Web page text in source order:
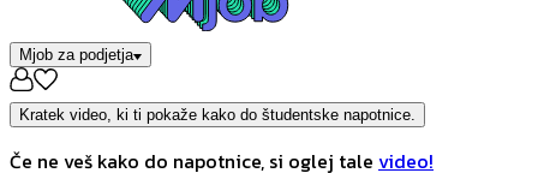
Mjob za podjetja
Kratek video, ki ti pokaže kako do študentske napotnice.
Če ne veš kako do napotnice, si oglej tale video!